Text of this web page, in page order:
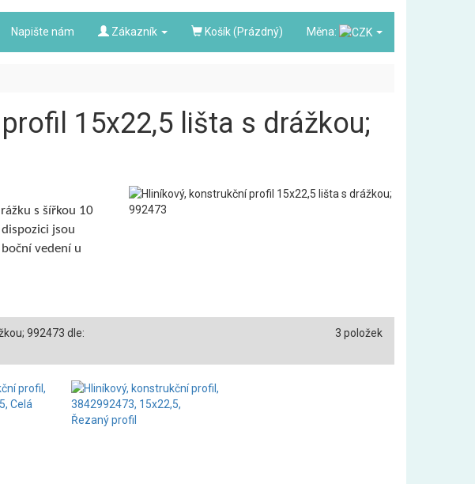
Napište nám Zákazník Košík (Prázdný) Měna:
15x22,5 lišta s drážkou;
s šířkou 10
jsou
vedení u
992473 dle: 3 položek